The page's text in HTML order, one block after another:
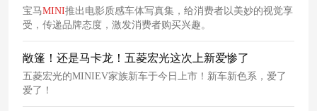
宝马MINI推出电影质感车体写真集，给消费者以美妙的视觉享
受，传递品牌态度，激发消费者购买兴趣。
敞篷！还是马卡龙！五菱宏光这次上新爱惨了
五菱宏光的MINIEV家族新车于今日上市！新车新色系，爱了
爱了！